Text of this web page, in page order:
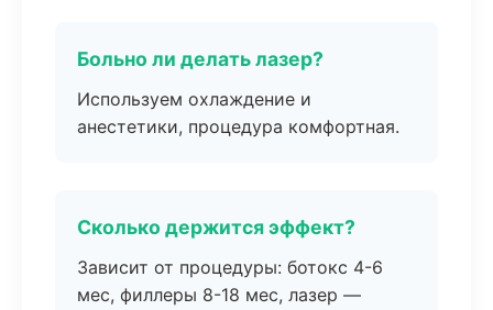
Больно ли делать лазер?
Используем охлаждение и
анестетики, процедура комфортная.
Сколько держится эффект?
Зависит от процедуры: ботокс 4-6
мес, филлеры 8-18 мес, лазер —